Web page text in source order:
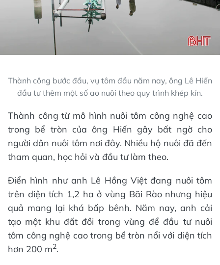
Thành công bước đầu, vụ tôm đầu năm nay, ông Lê Hiến
đầu tư thêm một số ao nuôi theo quy trình khép kín.
Thành công từ mô hình nuôi tôm công nghệ cao
trong bể tròn của ông Hiến gây bất ngờ cho
người dân nuôi tôm nơi đây. Nhiều hộ nuôi đã đến
tham quan, học hỏi và đầu tư làm theo.
Điển hình như anh Lê Hồng Việt đang nuôi tôm
trên diện tích 1,2 ha ở vùng Bãi Rào nhưng hiệu
quả mang lại khá bấp bênh. Năm nay, anh cải
tạo một khu đất đồi trong vùng để đầu tư nuôi
tôm công nghệ cao trong bể tròn nổi với diện tích
hơn 200 m2.